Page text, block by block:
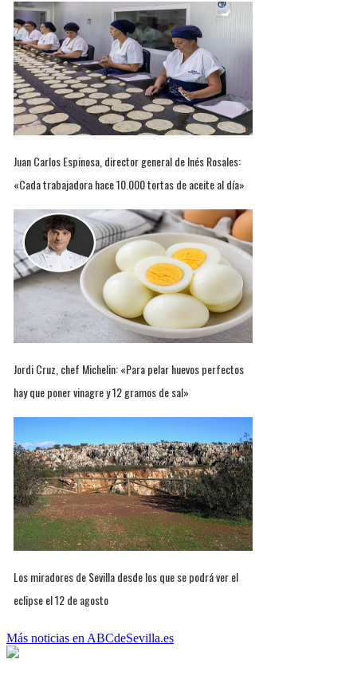
Juan Carlos Espinosa, director general de Inés Rosales:
«Cada trabajadora hace 10.000 tortas de aceite al día»
Jordi Cruz, chef Michelin: «Para pelar huevos perfectos
hay que poner vinagre y 12 gramos de sal»
Los miradores de Sevilla desde los que se podrá ver el
eclipse el 12 de agosto
Más noticias en ABCdeSevilla.es